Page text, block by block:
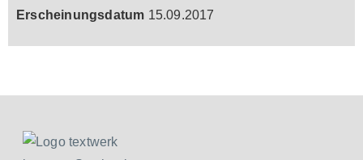
Erscheinungsdatum 15.09.2017